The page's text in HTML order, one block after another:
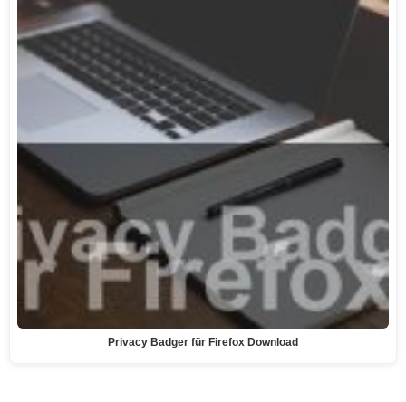
Privacy Badger für Firefox Download